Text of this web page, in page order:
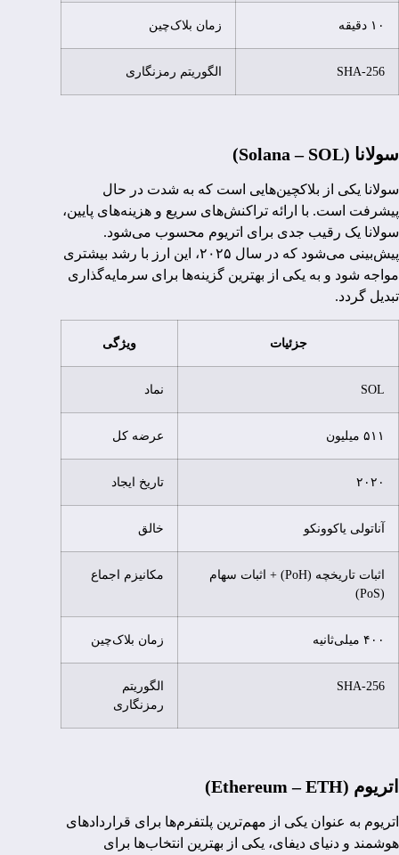
۱۰ دقیقه زمان بلاک‌چین
SHA-256 الگوریتم رمزنگاری
سولانا (Solana – SOL)
سولانا یکی از بلاکچین‌هایی است که به شدت در حال
پیشرفت است. با ارائه تراکنش‌های سریع و هزینه‌های پایین،
سولانا یک رقیب جدی برای اتریوم محسوب می‌شود.
پیش‌بینی می‌شود که در سال ۲۰۲۵، این ارز با رشد بیشتری
مواجه شود و به یکی از بهترین گزینه‌ها برای سرمایه‌گذاری
تبدیل گردد.
جزئیات ویژگی
SOL نماد
۵۱۱ میلیون عرضه کل
۲۰۲۰ تاریخ ایجاد
آناتولی یاکوونکو خالق
اثبات تاریخچه (PoH) + اثبات سهام
(PoS)
مکانیزم اجماع
۴۰۰ میلی‌ثانیه زمان بلاک‌چین
SHA-256
الگوریتم
رمزنگاری
اتریوم (Ethereum – ETH)
اتریوم به عنوان یکی از مهم‌ترین پلتفرم‌ها برای قراردادهای
هوشمند و دنیای دیفای، یکی از بهترین انتخاب‌ها برای